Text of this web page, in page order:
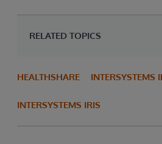
RELATED TOPICS
HEALTHSHARE INTERSYSTEMS
INTERSYSTEMS IRIS